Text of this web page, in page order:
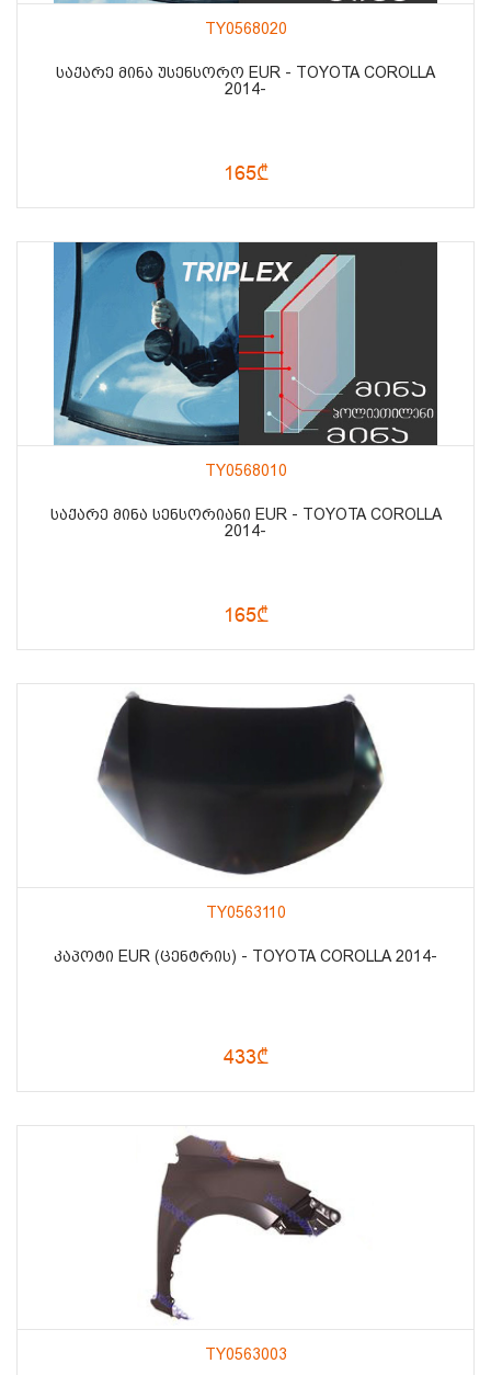
TY0568020
ᲡᲐᲥᲐᲠᲔ ᲛᲘᲜᲐ ᲣᲡᲔᲜᲡᲝᲠᲝ EUR - TOYOTA COROLLA
2014-
165₾
TY0568010
ᲡᲐᲥᲐᲠᲔ ᲛᲘᲜᲐ ᲡᲔᲜᲡᲝᲠᲘᲐᲜᲘ EUR - TOYOTA COROLLA
2014-
165₾
TY0563110
ᲙᲐᲞᲝᲢᲘ EUR (ᲪᲔᲜᲢᲠᲘᲡ) - TOYOTA COROLLA 2014-
433₾
TY0563003